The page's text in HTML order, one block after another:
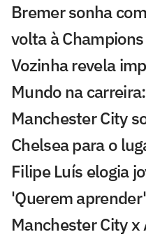
Bremer sonha
volta à
Vozinha revela
Mundo na
Manchester City
Chelsea para o
Filipe Luís elogia
'Querem aprender'
Manchester City